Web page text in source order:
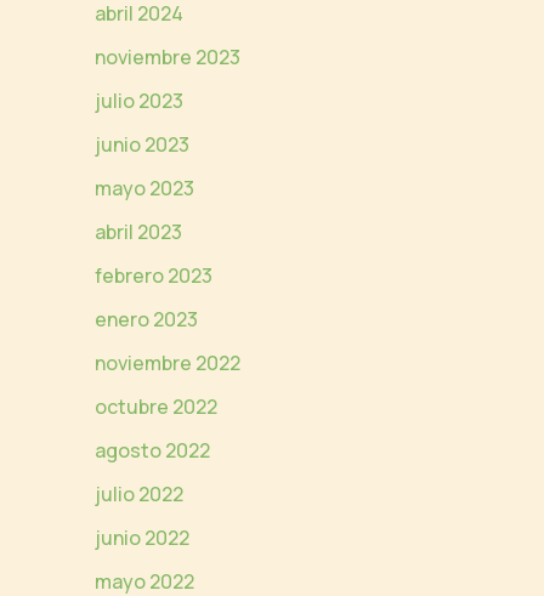
abril 2024
noviembre 2023
julio 2023
junio 2023
mayo 2023
abril 2023
febrero 2023
enero 2023
noviembre 2022
octubre 2022
agosto 2022
julio 2022
junio 2022
mayo 2022